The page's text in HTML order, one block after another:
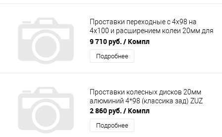
Проставки переходные с 4х98 на
4х100 и расширением колеи 20мм для
смены PCD и ЦО (ступица 58.6) на ВАЗ
2101-2107, 2108-21099, 2110-2112,
2113-2115, ЛАДА ГРАНТА, КАЛИНА,
9 710 руб. / Компл
Подробнее
Проставки колесных дисков 20мм
алюминий 4*98 (классика зад) ZUZ
2 860 руб. / Компл
Подробнее